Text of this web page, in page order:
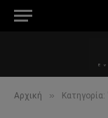
Αρχική »